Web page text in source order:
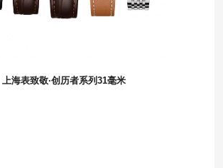
上海表致敬·创历者系列31毫米